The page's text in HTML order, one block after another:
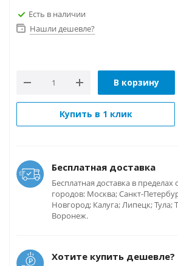
Есть в наличии
Нашли дешевле?
В корзину
Купить в 1 клик
Бесплатная доставка
Бесплатная доставка в
городов: Москва; Санкт-
Новгород; Калуга; Липецк; Тула;
Воронеж.
Хотите купить дешевле?